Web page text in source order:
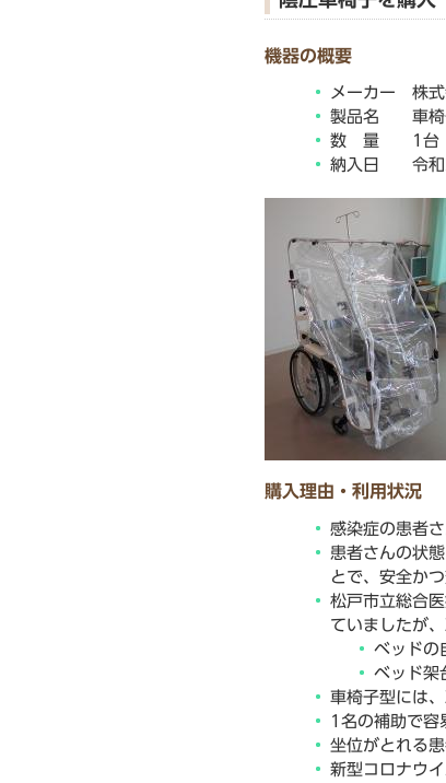
機器の概要
メーカー 株式
製品名 車椅
数 量 1台
納入日 令和
購入理由・利用状況
感染症の患者
患者さんの状
とで、安全か
松戸市立総合
ていましたが
ベッドの
ベッド架
車椅子型には
1名の補助で容
坐位がとれる
新型コロナウ